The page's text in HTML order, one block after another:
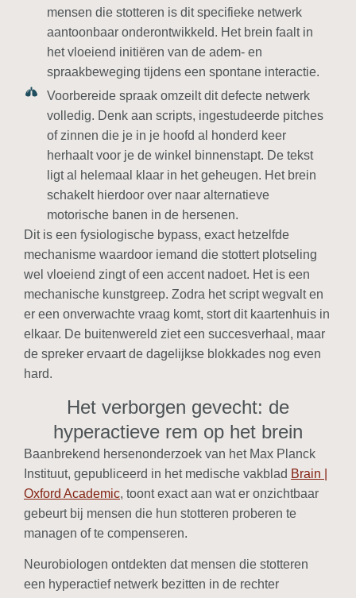
mensen die stotteren is dit specifieke netwerk
aantoonbaar onderontwikkeld. Het brein faalt in
het vloeiend initiëren van de adem- en
spraakbeweging tijdens een spontane interactie.
Voorbereide spraak omzeilt dit defecte netwerk
volledig. Denk aan scripts, ingestudeerde pitches
of zinnen die je in je hoofd al honderd keer
herhaalt voor je de winkel binnenstapt. De tekst
ligt al helemaal klaar in het geheugen. Het brein
schakelt hierdoor over naar alternatieve
motorische banen in de hersenen.
Dit is een fysiologische bypass, exact hetzelfde
mechanisme waardoor iemand die stottert plotseling
wel vloeiend zingt of een accent nadoet. Het is een
mechanische kunstgreep. Zodra het script wegvalt en
er een onverwachte vraag komt, stort dit kaartenhuis in
elkaar. De buitenwereld ziet een succesverhaal, maar
de spreker ervaart de dagelijkse blokkades nog even
hard.
Het verborgen gevecht: de
hyperactieve rem op het brein
Baanbrekend hersenonderzoek van het Max Planck
Instituut, gepubliceerd in het medische vakblad Brain |
Oxford Academic, toont exact aan wat er onzichtbaar
gebeurt bij mensen die hun stotteren proberen te
managen of te compenseren.
Neurobiologen ontdekten dat mensen die stotteren
een hyperactief netwerk bezitten in de rechter